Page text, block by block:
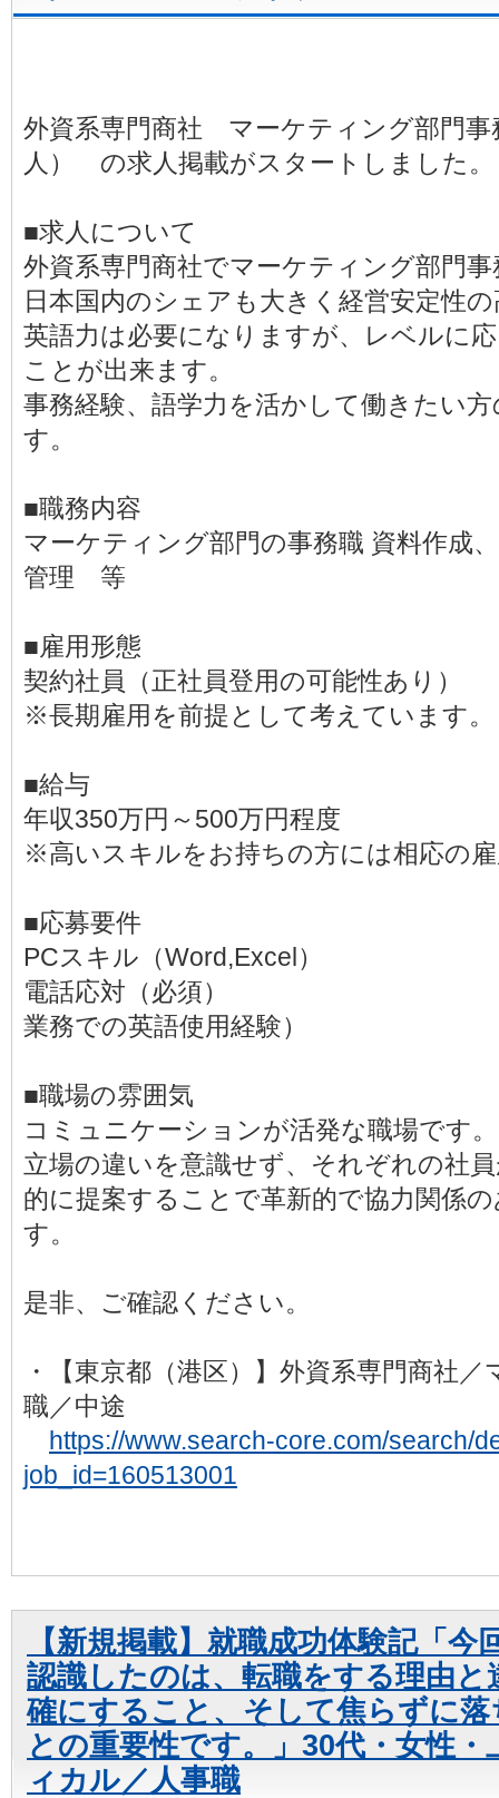
外資系専門商社 マーケティング部門事
人） の求人掲載がスタートしました。
■求人について
外資系専門商社でマーケティング部門
日本国内のシェアも大きく経営安定性
英語力は必要になりますが、レベルに
ことが出来ます。
事務経験、語学力を活かして働きたい
す。
■職務内容
マーケティング部門の事務職 資料作成
管理 等
■雇用形態
契約社員（正社員登用の可能性あり）
※長期雇用を前提として考えています。
■給与
年収350万円～500万円程度
※高いスキルをお持ちの方には相応の
■応募要件
PCスキル（Word,Excel）
電話応対（必須）
業務での英語使用経験）
■職場の雰囲気
コミュニケーションが活発な職場です。
立場の違いを意識せず、それぞれの社
的に提案することで革新的で協力関係
す。
是非、ご確認ください。
・【東京都（港区）】外資系専門商社
職／中途
https://www.search-core.com/search/
job_id=160513001
【新規掲載】就職成功体験記「
認識したのは、転職をする理由と
確にすること、そして焦らずに
との重要性です。」30代・女性
ィカル／人事職